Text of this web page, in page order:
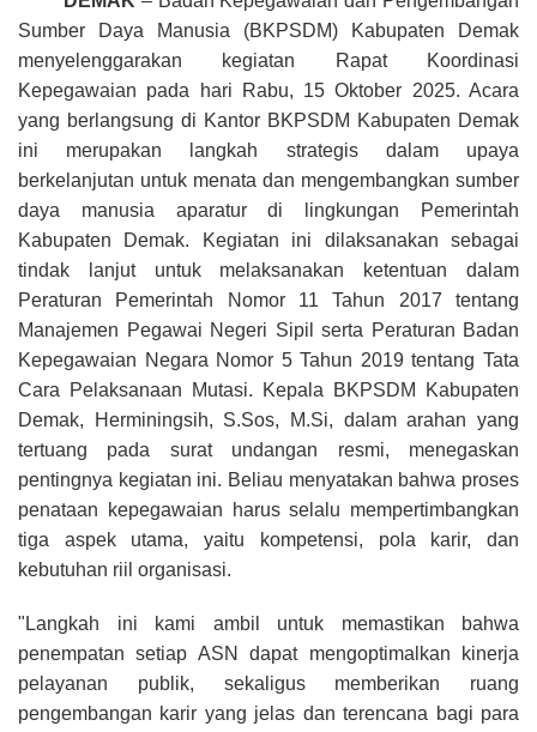
Sumber Daya Manusia (BKPSDM) Kabupaten Demak
menyelenggarakan kegiatan Rapat Koordinasi
Kepegawaian pada hari Rabu, 15 Oktober 2025.Acara
yang berlangsung di Kantor BKPSDM Kabupaten Demak
ini merupakan langkah strategis dalam upaya
berkelanjutan untuk menata dan mengembangkan sumber
daya manusia aparatur di lingkungan Pemerintah
Kabupaten Demak.
Kegiatan ini dilaksanakan sebagai
tindak lanjut untuk melaksanakan ketentuan dalam
Peraturan Pemerintah Nomor 11 Tahun 2017 tentang
Manajemen Pegawai Negeri Sipil serta Peraturan Badan
Kepegawaian Negara Nomor 5 Tahun 2019 tentang Tata
Cara Pelaksanaan Mutasi.
Kepala BKPSDM Kabupaten
Demak, Herminingsih, S.Sos, M.Si, dalam arahan yang
tertuang pada surat undangan resmi, menegaskan
pentingnya kegiatan ini. Beliau menyatakan bahwa proses
penataan kepegawaian harus selalu mempertimbangkan
tiga aspek utama, yaitu kompetensi, pola karir, dan
kebutuhan riil organisasi.
"Langkah ini kami ambil untuk memastikan bahwa
penempatan setiap ASN dapat mengoptimalkan kinerja
pelayanan publik, sekaligus memberikan ruang
pengembangan karir yang jelas dan terencana bagi para